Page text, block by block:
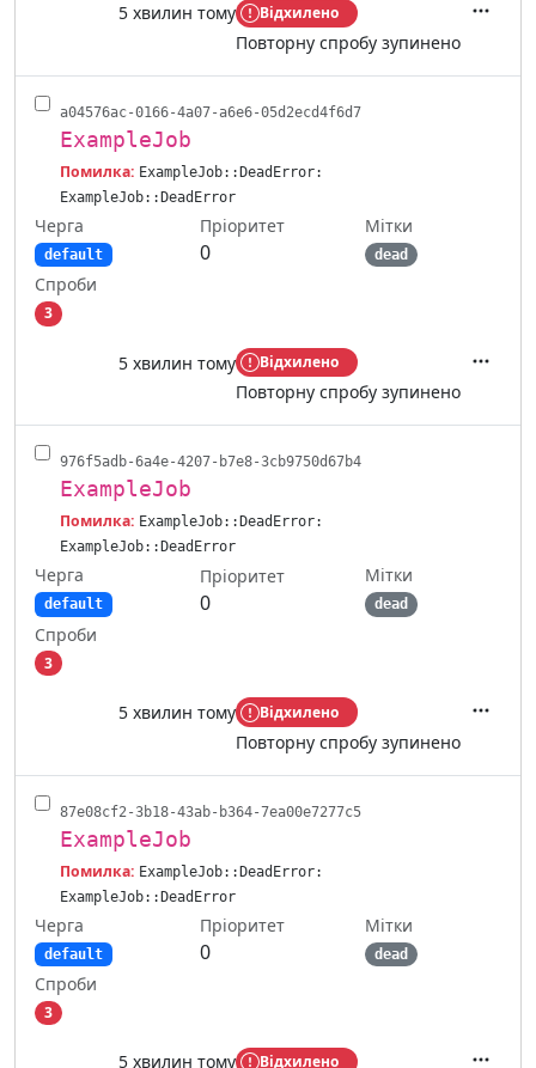
5 хвилин тому Відхилено
Повторну спробу зупинено
a04576ac-0166-4a07-a6e6-05d2ecd4f6d7
ExampleJob
Помилка: ExampleJob::DeadError:
ExampleJob::DeadError
Черга
default
Пріоритет
0
Мітки
dead
Спроби
3
5 хвилин тому Відхилено
Повторну спробу зупинено
Дії
976f5adb-6a4e-4207-b7e8-3cb9750d67b4
ExampleJob
Помилка: ExampleJob::DeadError:
ExampleJob::DeadError
Черга
default
Пріоритет
0
Мітки
dead
Спроби
3
5 хвилин тому Відхилено
Повторну спробу зупинено
87e08cf2-3b18-43ab-b364-7ea00e7277c5
ExampleJob
Помилка: ExampleJob::DeadError:
ExampleJob::DeadError
Черга
default
Пріоритет
0
Мітки
dead
Спроби
3
5 хвилин тому Відхилено